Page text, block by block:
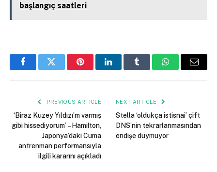
başlangıç ​​saatleri
FacebookTwitter PinterestLinkedInTumblr WhatsAppEmail
PREVIOUS ARTICLE
‘Biraz Kuzey Yıldızı’m varmış
gibi hissediyorum’ – Hamilton,
Japonya’daki Cuma
antrenman performansıyla
ilgili kararını açıkladı
NEXT ARTICLE
Stella ‘oldukça istisnai’ çift
DNS’nin tekrarlanmasından
endişe duymuyor